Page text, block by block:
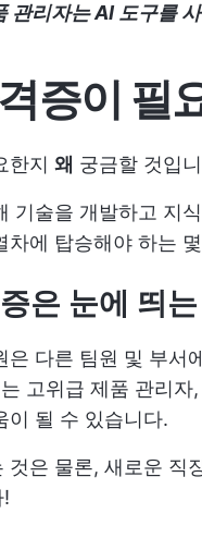
관리자는 AI 도구를
증이 필
한지 왜 궁금할 것입
기술을 개발하고 지
에 탑승해야 하는
은 눈에 띄
은 다른 팀원 및 부서
고위급 제품 관리
이 될 수 있습니다.
것은 물론, 새로운 직